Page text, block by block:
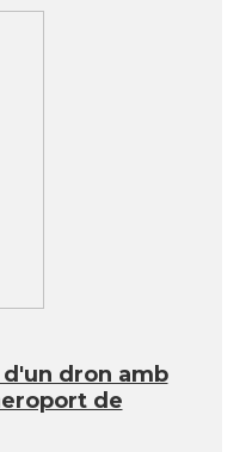
dron amb
de